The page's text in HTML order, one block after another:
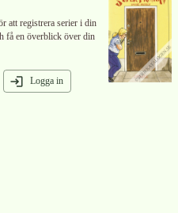
att registrera serier i din
få en överblick över din
Logga in